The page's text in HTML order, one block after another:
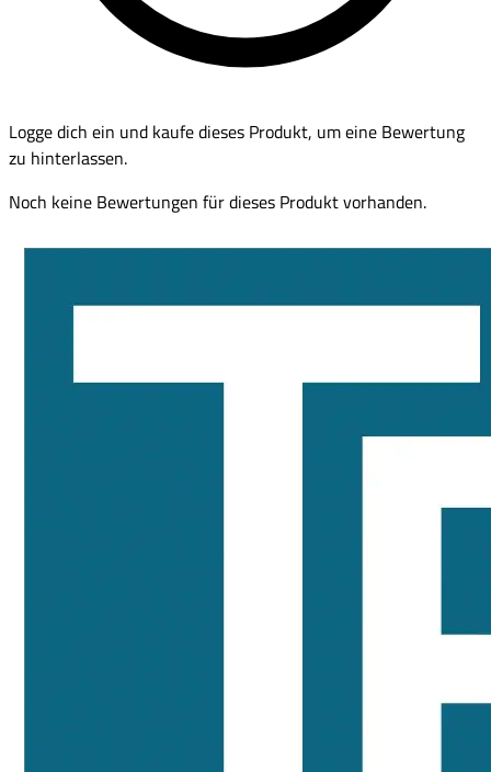
Logge dich ein und kaufe dieses Produkt, um eine Bewertung
zu hinterlassen.
Noch keine Bewertungen für dieses Produkt vorhanden.